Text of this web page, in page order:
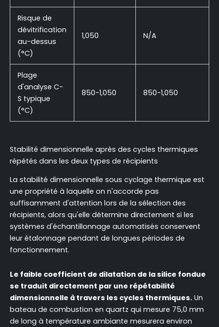
Risque de
dévitrification
au-dessus
(°C)
1,050 N/A
Plage
d'analyse C-
S typique
(°C)
850-1,050 850-1,050
Stabilité dimensionnelle après des cycles thermiques
répétés dans les deux types de récipients
La stabilité dimensionnelle sous cyclage thermique est
une propriété à laquelle on n'accorde pas
suffisamment d'attention lors de la sélection des
récipients, alors qu'elle détermine directement si les
systèmes d'échantillonnage automatisés conservent
leur étalonnage pendant de longues périodes de
fonctionnement.
Le faible coefficient de dilatation de la silice fondue
se traduit directement par une répétabilité
dimensionnelle à travers les cycles thermiques. Un
bateau de combustion en quartz qui mesure 75,0 mm
de long à température ambiante mesurera environ